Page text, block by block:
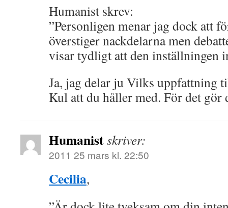
Humanist skrev:
”Personligen menar jag dock att
överstiger nackdelarna men
visar tydligt att den inställningen
Ja, jag delar ju Vilks uppfattning
Kul att du håller med. För det gör
Humanistskriver:
2011 25 mars kl. 22:50
Cecilia,